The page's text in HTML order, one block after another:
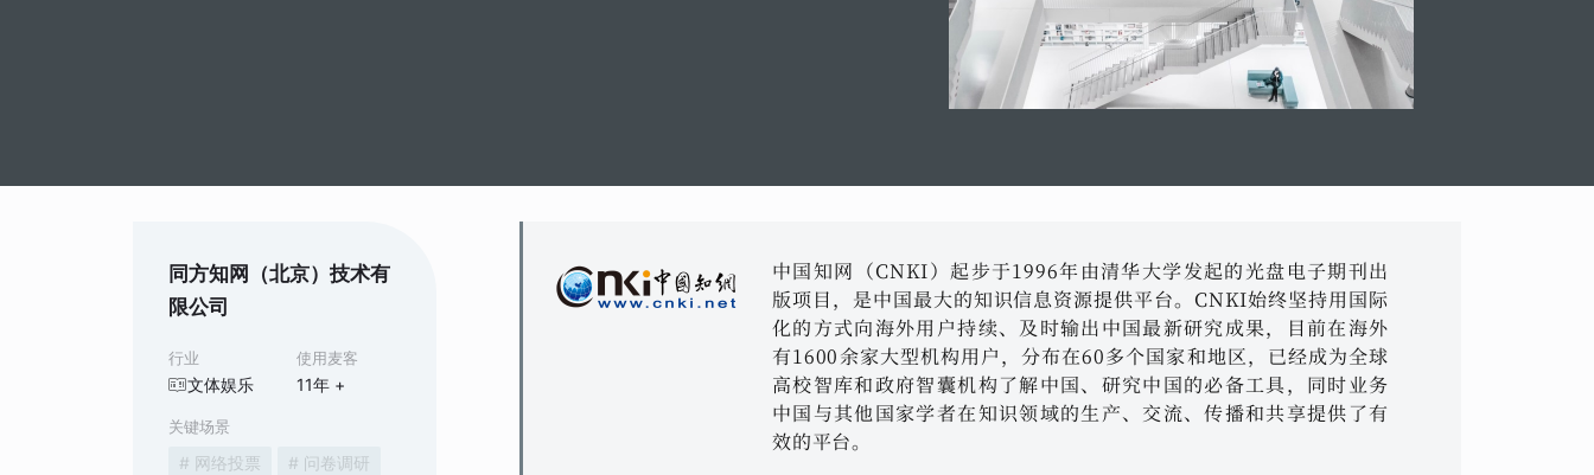
同方知网（北京）技术有
限公司
行业
文体娱乐
使用麦客
11年 +
关键场景
# 网络投票
# 问卷调研
中国知网（CNKI）起步于1996年由清华大学发起的光盘电子期刊出
版项目，是中国最大的知识信息资源提供平台。CNKI始终坚持用国际
化的方式向海外用户持续、及时输出中国最新研究成果，目前在海外
有1600余家大型机构用户，分布在60多个国家和地区，已经成为全球
高校智库和政府智囊机构了解中国、研究中国的必备工具，同时业务
中国与其他国家学者在知识领域的生产、交流、传播和共享提供了有
效的平台。